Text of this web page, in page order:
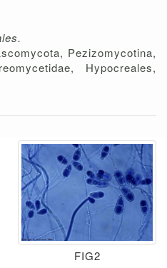
Pezizomycotina,
Hypocreales,
FIG2